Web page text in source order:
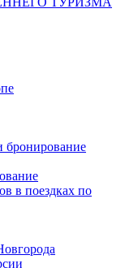
бронирование
в поездках по